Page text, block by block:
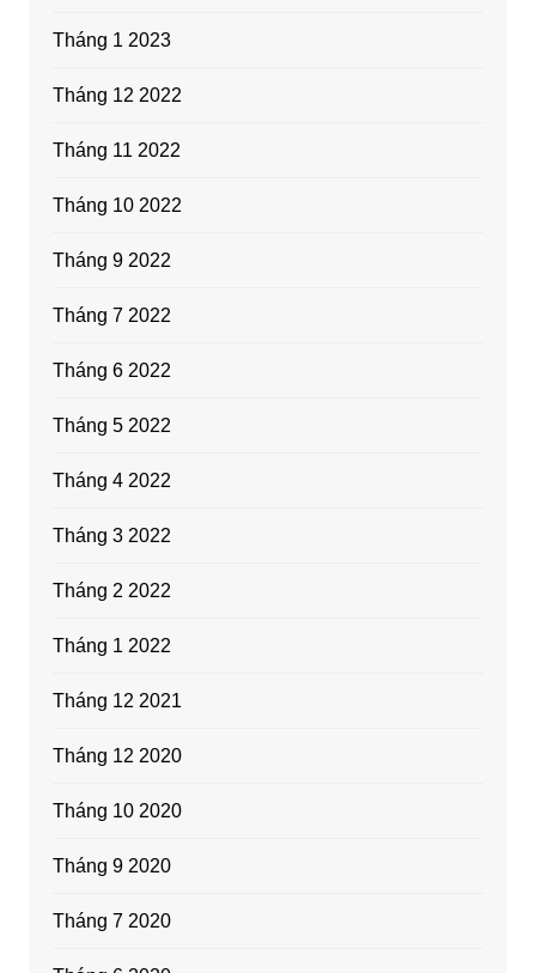
Tháng 1 2023
Tháng 12 2022
Tháng 11 2022
Tháng 10 2022
Tháng 9 2022
Tháng 7 2022
Tháng 6 2022
Tháng 5 2022
Tháng 4 2022
Tháng 3 2022
Tháng 2 2022
Tháng 1 2022
Tháng 12 2021
Tháng 12 2020
Tháng 10 2020
Tháng 9 2020
Tháng 7 2020